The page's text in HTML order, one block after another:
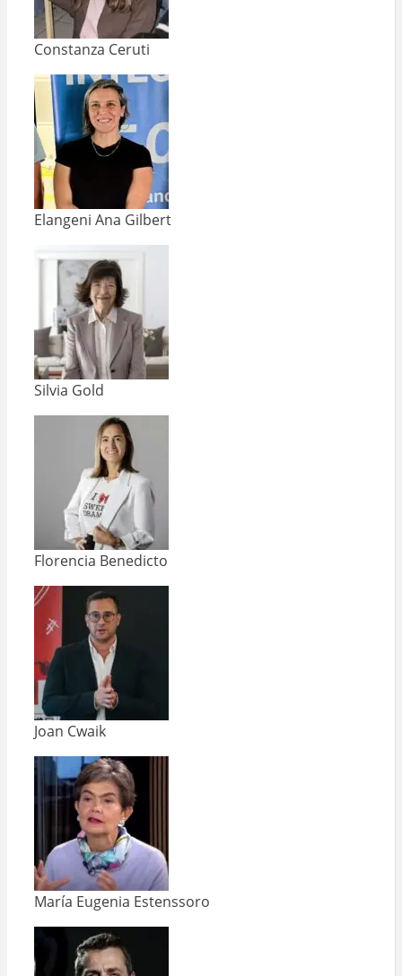
Constanza Ceruti
Elangeni Ana Gilbert
Silvia Gold
Florencia Benedicto
Joan Cwaik
María Eugenia Estenssoro